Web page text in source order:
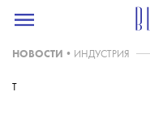
НОВОСТИ • ИНДУСТРИЯ
T